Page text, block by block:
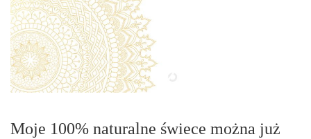
Moje 100% naturalne świece można już